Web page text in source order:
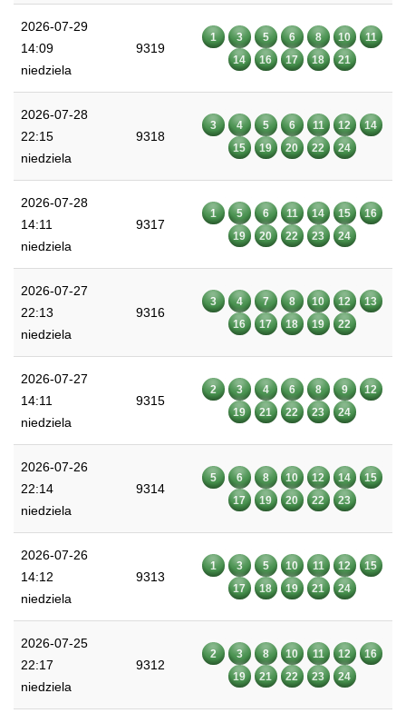
2026-07-29
14:09
niedziela
9319
1 3 5 6 8 10
11
14
16 17 18 21
2026-07-28
22:15
niedziela
9318
3 4 5 6 11 12
14
15
19 20 22 24
2026-07-28
14:11
niedziela
9317
1 5 6 11 14 15
16
19
20 22 23 24
2026-07-27
22:13
niedziela
9316
3 4 7 8 10 12
13
16
17 18 19 22
2026-07-27
14:11
niedziela
9315
2 3 4 6 8 9
12
19
21 22 23 24
2026-07-26
22:14
niedziela
9314
5 6 8 10 12 14
15
17
19 20 22 23
2026-07-26
14:12
niedziela
9313
1 3 5 10 11 12
15
17
18 19 21 24
2026-07-25
22:17
niedziela
9312
2 3 8 10 11 12
16
19
21 22 23 24